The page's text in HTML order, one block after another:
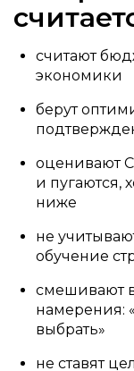
считают
экономики
берут
оценивают
и пугаются,
ниже
не
обучение
смешивают
намерения:
выбрать»
не ставят